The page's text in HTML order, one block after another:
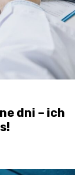
dni – ich